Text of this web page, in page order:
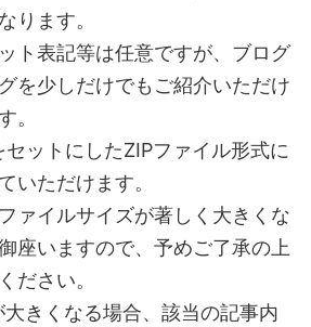
ります。
ト表記等は任意ですが、ブログ
を少しだけでもご紹介いただけ
。
セットにしたZIPファイル形式に
いただけます。
ァイルサイズが著しく大きくな
座いますので、予めご了承の上
ださい。
きくなる場合、該当の記事内